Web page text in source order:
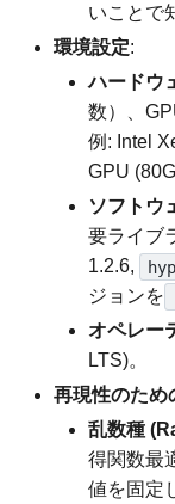
いことで
環境設定:
ハードウ
数）、
例: Intel
GPU
ソフトウ
要ライブ
1.2.6,
ジョンを
オペレー
LTS)。
再現性のため
乱数種
得関数最
値を固定